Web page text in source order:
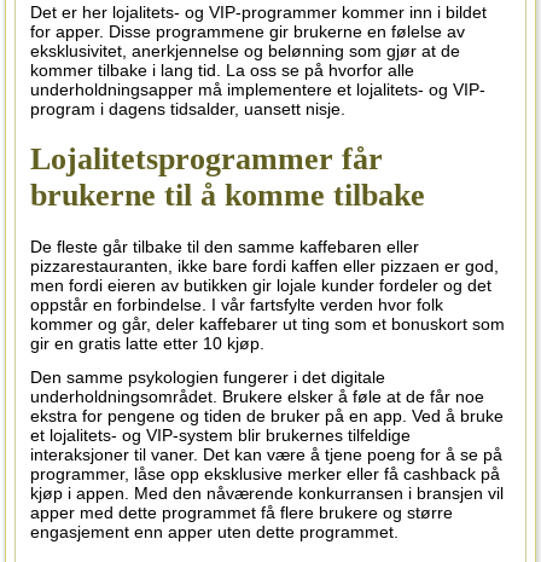
Det er her lojalitets- og VIP-programmer kommer inn i bildet
for apper. Disse programmene gir brukerne en følelse av
eksklusivitet, anerkjennelse og belønning som gjør at de
kommer tilbake i lang tid. La oss se på hvorfor alle
underholdningsapper må implementere et lojalitets- og VIP-
program i dagens tidsalder, uansett nisje.
Lojalitetsprogrammer får
brukerne til å komme tilbake
De fleste går tilbake til den samme kaffebaren eller
pizzarestauranten, ikke bare fordi kaffen eller pizzaen er god,
men fordi eieren av butikken gir lojale kunder fordeler og det
oppstår en forbindelse. I vår fartsfylte verden hvor folk
kommer og går, deler kaffebarer ut ting som et bonuskort som
gir en gratis latte etter 10 kjøp.
Den samme psykologien fungerer i det digitale
underholdningsområdet. Brukere elsker å føle at de får noe
ekstra for pengene og tiden de bruker på en app. Ved å bruke
et lojalitets- og VIP-system blir brukernes tilfeldige
interaksjoner til vaner. Det kan være å tjene poeng for å se på
programmer, låse opp eksklusive merker eller få cashback på
kjøp i appen. Med den nåværende konkurransen i bransjen vil
apper med dette programmet få flere brukere og større
engasjement enn apper uten dette programmet.